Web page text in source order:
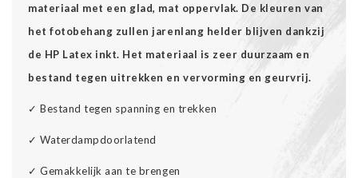
materiaal met een glad, mat oppervlak. De kleuren van
het fotobehang zullen jarenlang helder blijven dankzij
de HP Latex inkt. Het materiaal is zeer duurzaam en
bestand tegen uitrekken en vervorming en geurvrij.
✓ Bestand tegen spanning en trekken
✓ Waterdampdoorlatend
✓ Gemakkelijk aan te brengen